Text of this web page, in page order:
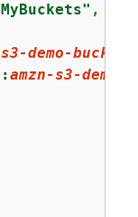
,
demo-bucket
amzn-s3-demo-